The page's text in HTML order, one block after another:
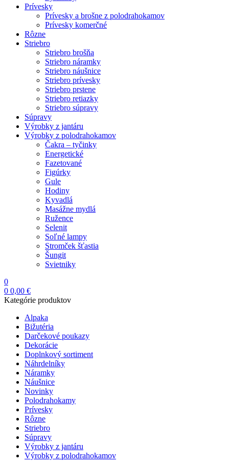
Prívesky
Prívesky a brošne z polodrahokamov
Prívesky komerčné
Rôzne
Striebro
Striebro brošňa
Striebro náramky
Striebro náušnice
Striebro prívesky
Striebro prstene
Striebro retiazky
Striebro súpravy
Súpravy
Výrobky z jantáru
Výrobky z polodrahokamov
Čakra – tyčinky
Energetické
Fazetované
Figúrky
Gule
Hodiny
Kyvadlá
Masážne mydlá
Ružence
Selenit
Soľné lampy
Stromček šťastia
Šungit
Svietniky
0
0 0,00 €
Kategórie produktov
Alpaka
Bižutéria
Darčekové poukazy
Dekorácie
Doplnkový sortiment
Náhrdelníky
Náramky
Náušnice
Novinky
Polodrahokamy
Prívesky
Rôzne
Striebro
Súpravy
Výrobky z jantáru
Výrobky z polodrahokamov